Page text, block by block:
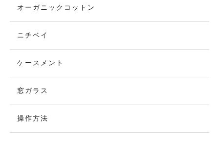
オーガニックコットン
ニチベイ
ケースメント
窓ガラス
操作方法